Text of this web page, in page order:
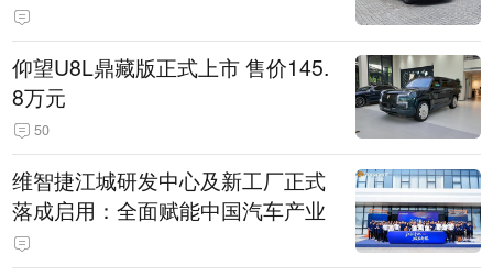
仰望U8L鼎藏版正式上市 售价145.
8万元
50
维智捷江城研发中心及新工厂正式
落成启用：全面赋能中国汽车产业